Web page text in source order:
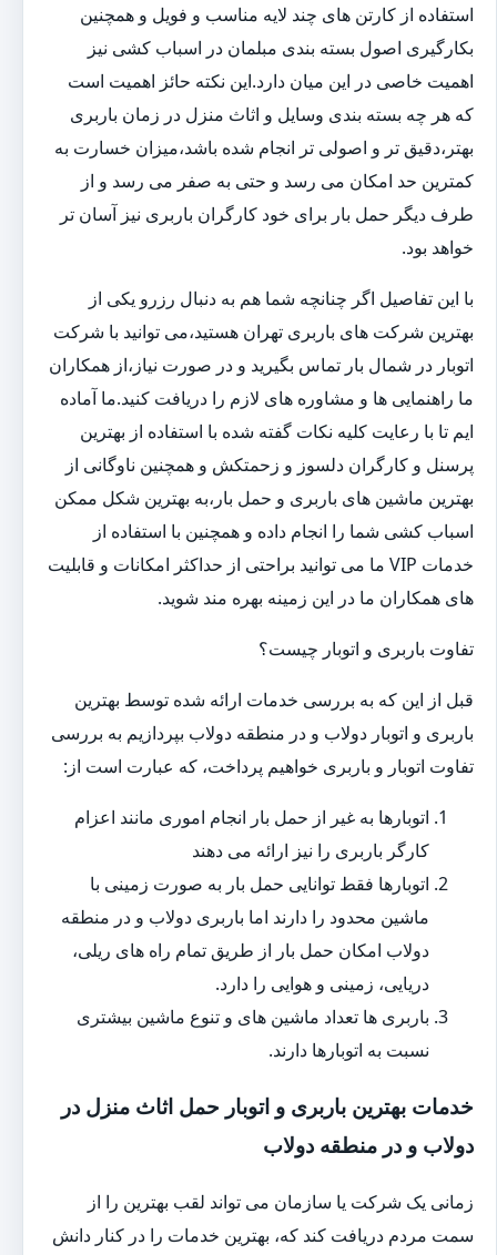
استفاده از کارتن های چند لایه مناسب و فویل و همچنین
بکارگیری اصول بسته بندی مبلمان در اسباب کشی نیز
اهمیت خاصی در این میان دارد.این نکته حائز اهمیت است
که هر چه بسته بندی وسایل و اثاث منزل در زمان باربری
بهتر،دقیق تر و اصولی تر انجام شده باشد،میزان خسارت به
کمترین حد امکان می رسد و حتی به صفر می رسد و از
طرف دیگر حمل بار برای خود کارگران باربری نیز آسان تر
خواهد بود.
با این تفاصیل اگر چنانچه شما هم به دنبال رزرو یکی از
بهترین شرکت های باربری تهران هستید،می توانید با شرکت
اتوبار در شمال بار تماس بگیرید و در صورت نیاز،از همکاران
ما راهنمایی ها و مشاوره های لازم را دریافت کنید.ما آماده
ایم تا با رعایت کلیه نکات گفته شده با استفاده از بهترین
پرسنل و کارگران دلسوز و زحمتکش و همچنین ناوگانی از
بهترین ماشین های باربری و حمل بار،به بهترین شکل ممکن
اسباب کشی شما را انجام داده و همچنین با استفاده از
خدمات VIP ما می توانید براحتی از حداکثر امکانات و قابلیت
های همکاران ما در این زمینه بهره مند شوید.
تفاوت باربری و اتوبار چیست؟
قبل از این که به بررسی خدمات ارائه شده توسط بهترین
باربری و اتوبار دولاب و در منطقه دولاب بپردازیم به بررسی
تفاوت اتوبار و باربری خواهیم پرداخت، که عبارت است از:
اتوبارها به غیر از حمل بار انجام اموری مانند اعزام
کارگر باربری را نیز ارائه می دهند
اتوبارها فقط توانایی حمل بار به صورت زمینی با
ماشین محدود را دارند اما باربری دولاب و در منطقه
دولاب امکان حمل بار از طریق تمام راه های ریلی،
دریایی، زمینی و هوایی را دارد.
باربری ها تعداد ماشین های و تنوع ماشین بیشتری
نسبت به اتوبارها دارند.
خدمات بهترین باربری و اتوبار حمل اثاث منزل در
دولاب و در منطقه دولاب
زمانی یک شرکت یا سازمان می تواند لقب بهترین را از
سمت مردم دریافت کند که، بهترین خدمات را در کنار دانش